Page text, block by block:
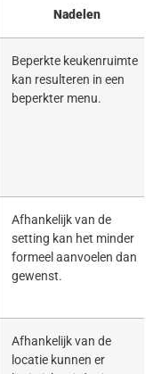
Nadelen
Beperkte keukenruimte
kan resulteren in een
beperkter menu.
Afhankelijk van de
setting kan het minder
formeel aanvoelen dan
gewenst.
Afhankelijk van de
locatie kunnen er